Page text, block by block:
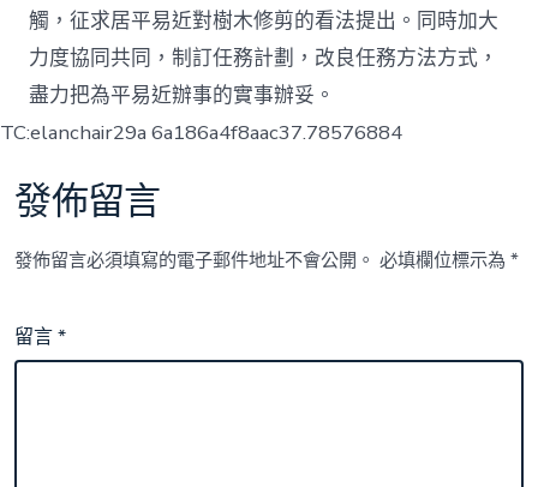
觸，征求居平易近對樹木修剪的看法提出。同時加大
力度協同共同，制訂任務計劃，改良任務方法方式，
盡力把為平易近辦事的實事辦妥。
TC:elanchair29a 6a186a4f8aac37.78576884
發佈留言
發佈留言必須填寫的電子郵件地址不會公開。 必填欄位標示為*
留言*